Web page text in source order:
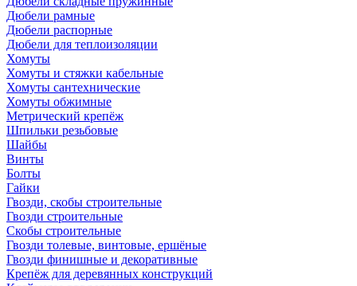
Дюбели рамные
Дюбели распорные
Дюбели для теплоизоляции
Хомуты
Хомуты и стяжки кабельные
Хомуты сантехнические
Хомуты обжимные
Метрический крепёж
Шпильки резьбовые
Шайбы
Винты
Болты
Гайки
Гвозди, скобы строительные
Гвозди строительные
Скобы строительные
Гвозди толевые, винтовые, ершёные
Гвозди финишные и декоративные
Крепёж для деревянных конструкций